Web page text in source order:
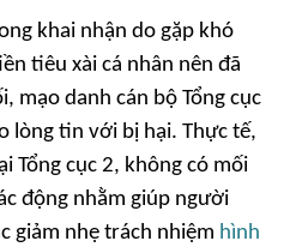
khai nhận do gặp khó
tiêu xài cá nhân nên đã
mạo danh cán bộ Tổng cục
lòng tin với bị hại. Thực tế,
Tổng cục 2, không có mối
động nhằm giúp người
giảm nhẹ trách nhiệm hình